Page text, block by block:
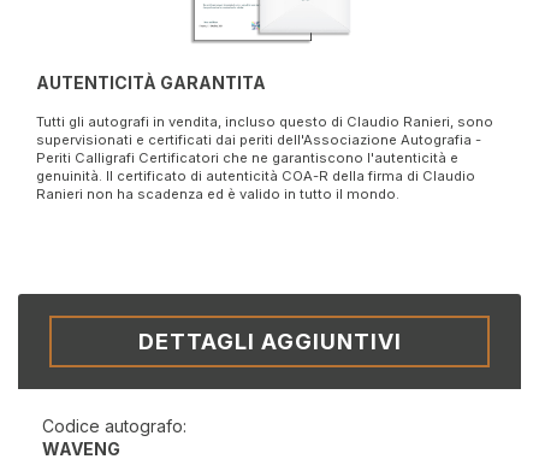
AUTENTICITÀ GARANTITA
Tutti gli autografi in vendita, incluso questo di Claudio Ranieri, sono
supervisionati e certificati dai periti dell'Associazione Autografia -
Periti Calligrafi Certificatori che ne garantiscono l'autenticità e
genuinità. Il certificato di autenticità COA-R della firma di Claudio
Ranieri non ha scadenza ed è valido in tutto il mondo.
DETTAGLI AGGIUNTIVI
Codice autografo:
WAVENG